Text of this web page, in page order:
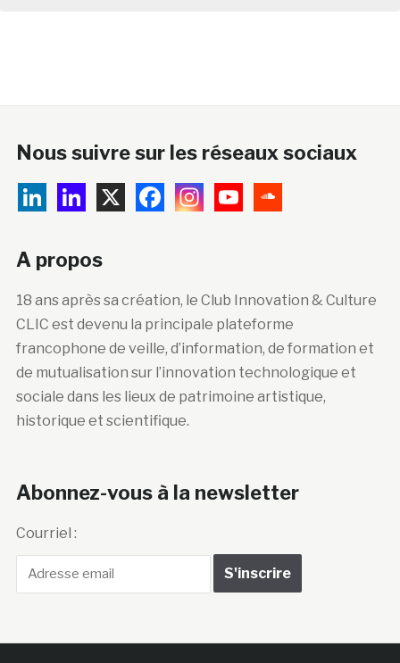
Nous suivre sur les réseaux sociaux
A propos
18 ans après sa création, le Club Innovation & Culture
CLIC est devenu la principale plateforme
francophone de veille, d’information, de formation et
de mutualisation sur l’innovation technologique et
sociale dans les lieux de patrimoine artistique,
historique et scientifique.
Abonnez-vous à la newsletter
Courriel :